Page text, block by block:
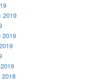
2019
2019
2018